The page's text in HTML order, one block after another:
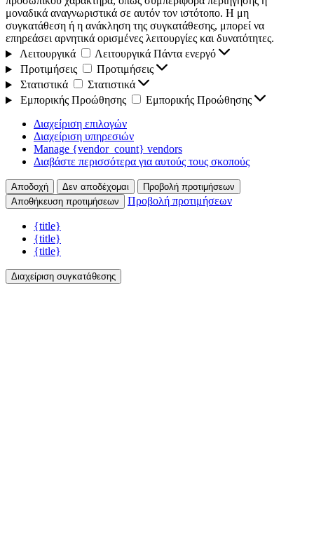
μοναδικά αναγνωριστικά σε αυτόν τον ιστότοπο. Η μη
συγκατάθεση ή η ανάκληση της συγκατάθεσης, μπορεί να
επηρεάσει αρνητικά ορισμένες λειτουργίες και δυνατότητες.
Λειτουργικά
Λειτουργικά Πάντα ενεργό
Προτιμήσεις
Προτιμήσεις
Στατιστικά
Στατιστικά
Εμπορικής Προώθησης
Εμπορικής Προώθησης
Διαχείριση επιλογών
Διαχείριση υπηρεσιών
Manage {vendor_count} vendors
Διαβάστε περισσότερα για αυτούς τους σκοπούς
Αποδοχή Δεν αποδέχομαι
Προβολή προτιμήσεων
Αποθήκευση προτιμήσεων
Προβολή προτιμήσεων
{title}
{title}
{title}
Διαχείριση συγκατάθεσης